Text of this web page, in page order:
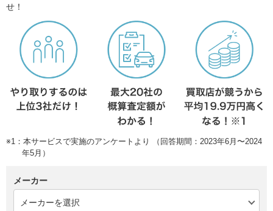
せ！
※1：本サービスで実施のアンケートより （回答期間：2023年6月〜2024
年5月）
メーカー